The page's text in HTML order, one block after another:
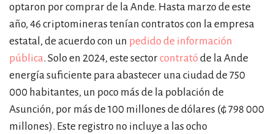
optaron por comprar de la Ande. Hasta marzo de este
año, 46 criptomineras tenían contratos con la empresa
estatal, de acuerdo con un pedido de información
pública. Solo en 2024, este sectorcontrató de la Ande
energía suficiente para abastecer una ciudad de 750
000 habitantes, un poco más de la población de
Asunción, por más de 100 millones de dólares (₲ 798 000
millones). Este registro no incluye a las ocho